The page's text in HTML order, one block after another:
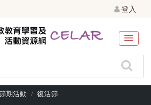
登入
期活動
復活節